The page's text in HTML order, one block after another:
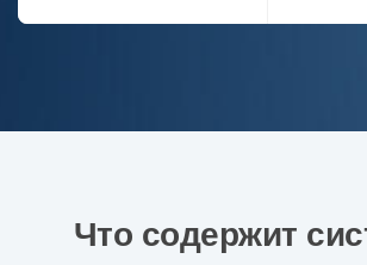
Что содержит